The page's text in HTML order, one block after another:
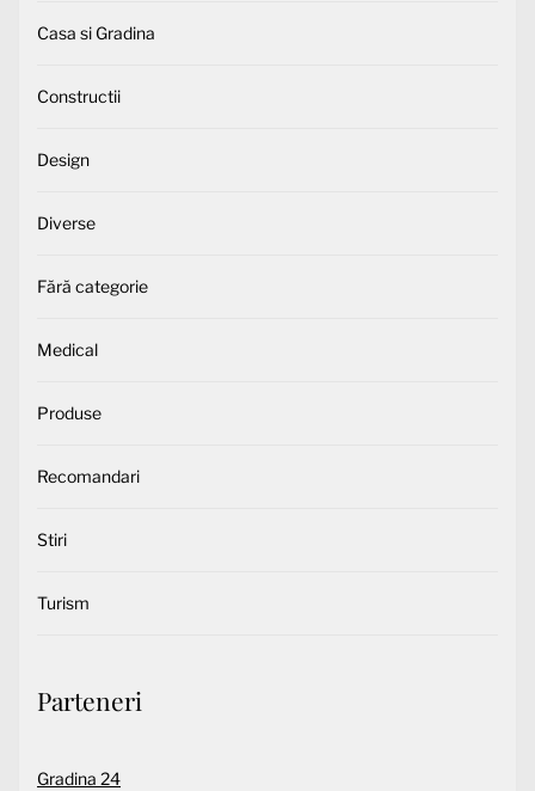
Casa si Gradina
Constructii
Design
Diverse
Fără categorie
Medical
Produse
Recomandari
Stiri
Turism
Parteneri
Gradina 24